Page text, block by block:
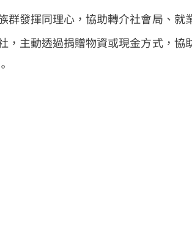
群發揮同理心，協助轉介社會局、就
，主動透過捐贈物資或現金方式，協